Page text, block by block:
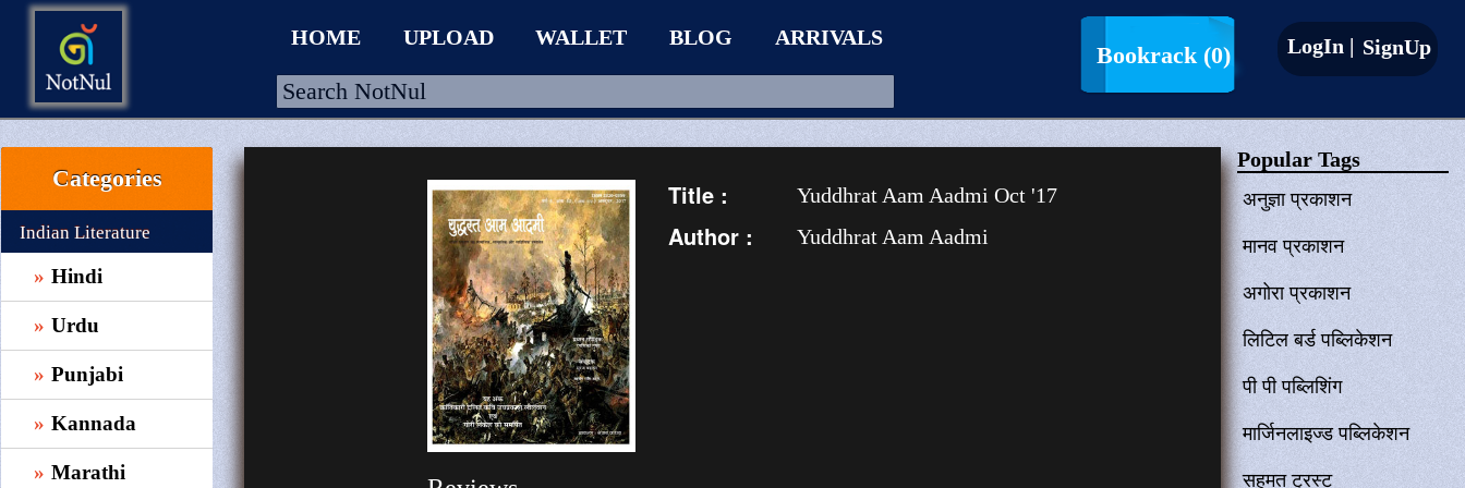
HOME
UPLOAD
WALLET
BLOG
ARRIVALS
CATEGORIES >
HOME UPLOAD WALLET BLOG ARRIVALS
Bookrack (0) LogIn | SignUp
Categories
Indian Literature
Hindi
Urdu
Punjabi
Kannada
Marathi
Title : Yuddhrat Aam Aadmi Oct '17
Author : Yuddhrat Aam Aadmi
Popular Tags
अनुज्ञा प्रकाशन
मानव प्रकाशन
अगोरा प्रकाशन
लिटिल बर्ड पब्लिकेशन
पी पी पब्लिशिंग
मार्जिनलाइज्ड पब्लिकेशन
सहमत ट्रस्ट